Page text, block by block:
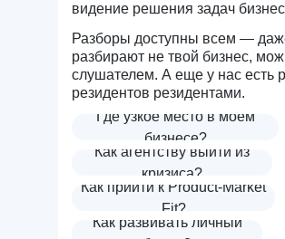
видение решения задач
Разборы доступны всем —
разбирают не твой бизнес,
слушателем. А еще у нас есть
резидентов резидентами.
Где узкое место в моём
бизнесе?
Как агентству выйти из
кризиса?
Как прийти к Product-Market
Fit?
Как развивать личный